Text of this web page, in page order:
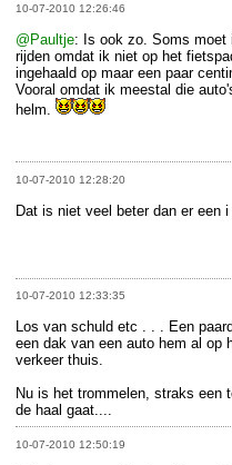
10-07-2010 12:26:46
@Paultje: Is ook zo. Soms moet
rijden omdat ik niet op het
ingehaald op maar een paar
Vooral omdat ik meestal die
helm.
10-07-2010 12:28:20
Dat is niet veel beter dan er een
10-07-2010 12:33:35
Los van schuld etc . . . Een
een dak van een auto hem al op
verkeer thuis.
Nu is het trommelen, straks een
de haal gaat....
10-07-2010 12:50:19